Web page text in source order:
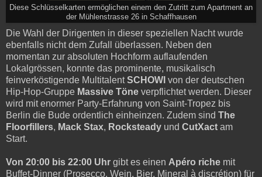
Diese Schlüsselkarten ermöglichen einem den Zutritt zum Apartment an
der Mühlenstrasse 26 in Schaffhausen
Die Wahl der Dirigenten in dieser speziellen Nacht wurde
ebenfalls nicht dem Zufall überlassen. Neben den
momentan zur absoluten Hochform auflaufenden
Lokalgrössen, konnte das prominente, musikalisch
feinverköstigende MultitalentSCHOWI von der deutschen
Hip-Hop-Gruppe Massive Töne verpflichtet werden. Dieser
wird mit enormer Party-Erfahrung von Saint-Tropez bis
Berlin die Bude ordentlich einheinzen. Zudem sind The
Floorfillers, Mack Stax, Rocksteady und CutXact am
Start.
Von 20:00 bis 22:00 Uhr gibt es einen Apéro riche mit
Buffet-Dinner (Prosecco, Wein, Bier, Mineral à discrétion) für